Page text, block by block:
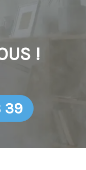
!
39